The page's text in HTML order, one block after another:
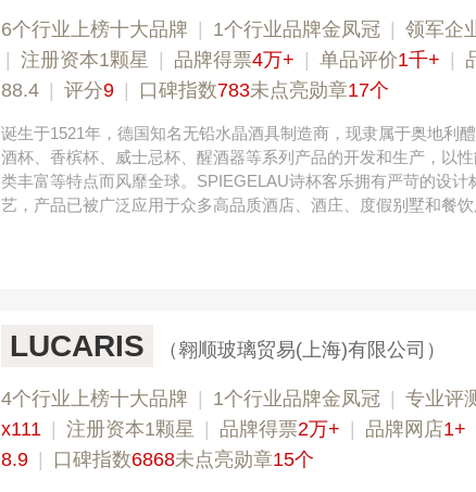
6个行业上榜十大品牌 1个行业品牌金凤冠 领军企
注册资本1颗星 品牌得票4万+ 单品评价1千+
88.4
评分9 口碑指数783未点亮勋章17个
诞生于1521年，德国知名无铅水晶酒具制造商，现隶属于奥地利
酒杯、香槟杯、威士忌杯、醒酒器等系列产品的开发和生产，以
类丰富等特点而风靡全球。SPIEGELAU诗杯客乐拥有严苛的设计
艺，产品已被广泛应用于众多高品质酒店、酒庄、度假别墅和餐饮
LUCARIS （翱顺玻璃贸易(上海)有限公司）
4个行业上榜十大品牌 1个行业品牌金凤冠 专业评
x111
注册资本1颗星 品牌得票2万+ 品牌网店1+
8.9
口碑指数6868未点亮勋章15个